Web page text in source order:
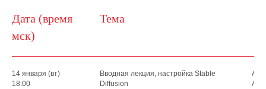
Дата (время
мск)
Тема
14 января (вт)
18:00
Вводная лекция, настройка Stable
Diffusion